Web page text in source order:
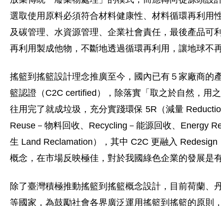
選取使用原料必須符合材料健康性、材料循環再利用
及碳管理、水資源管理、企業社會責任，最後產品可
再利用製成他物，不斷地透過循環再利用，讓地球不
搖籃到搖籃設計理念推廣至今，國內已有５家廠商的
籃認證（C2C certified），除落實「取之於自然，用
往用完了就成垃圾，充分實踐環保 5R（減量
Reuse－物料回收、Recycling－能源回收、Energy
生 Land Reclamation），其中 C2C 更融入 Redesign
概念，在市場反映極佳，對於我國綠色企業的發展是
除了臺灣積極推動搖籃到搖籃概念設計，目前荷蘭、
等國家，為鼓勵社會各界廣泛運用搖籃到搖籃的原則